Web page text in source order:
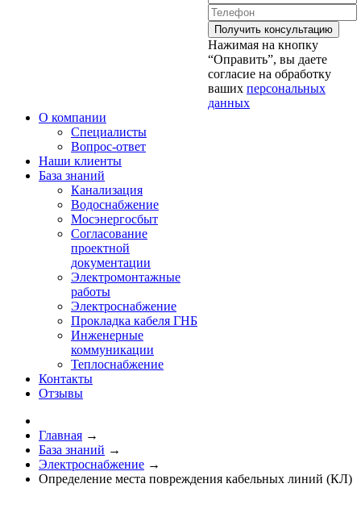
Нажимая на кнопку
“Оправить”, вы даете
согласие на обработку
ваших персональных
данных
О компании
Специалисты
Вопрос-ответ
Наши клиенты
База знаний
Канализация
Водоснабжение
Мосэнергосбыт
Согласование
проектной
документации
Электромонтажные
работы
Электроснабжение
Прокладка кабеля ГНБ
Инженерные
коммуникации
Теплоснабжение
Контакты
Отзывы
Главная →
База знаний →
Электроснабжение →
Определение места повреждения кабельных линий (КЛ)